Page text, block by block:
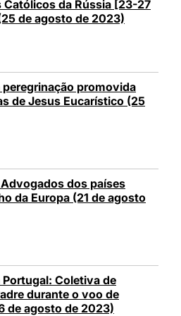
da Rússia [23-27
de agosto de 2023)
promovida
de Jesus Eucarístico (25
dos países
da Europa (21 de agosto
Coletiva de
durante o voo de
de agosto de 2023)